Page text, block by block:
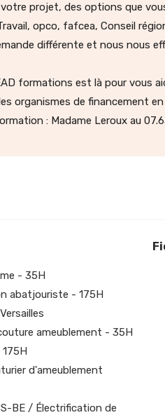
projet, des options que
opco, fafcea, Conseil
différente et nous nous
formations est là pour vous
organismes de financement
: Madame Leroux au
- 35H
abatjouriste - 175H
ameublement - 35H
d'ameublement
BE / Électrification de